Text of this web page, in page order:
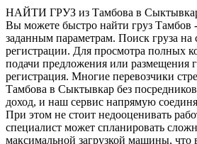
НАЙТИ ГРУЗ из Тамбова в
Вы можете быстро найти груз
заданным параметрам. Поиск груза на
регистрации. Для просмотра полных
подачи предложения или размещения
регистрация. Многие перевозчики
Тамбова в Сыктывкар без
доход, и наш сервис напрямую
При этом не стоит недооценивать
специалист может спланировать
максимальной загрузкой машины, что